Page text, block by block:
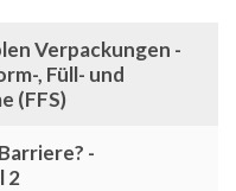
Verpackungen -
, Füll- und
(FFS)
-
2